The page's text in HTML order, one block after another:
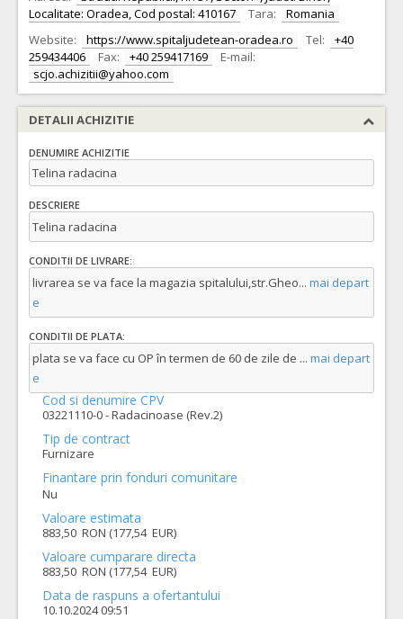
Localitate: Oradea, Cod postal: 410167
Tara:
Romania
Website:
https://www.spitaljudetean-oradea.ro Tel:
+40
259434406
Fax: +40 259417169
E-mail:
scjo.achizitii@yahoo.com
DETALII ACHIZITIE
DENUMIRE ACHIZITIE
Telina radacina
DESCRIERE
Telina radacina
CONDITII DE LIVRARE:
livrarea se va face la magazia spitalului,str.Gheo... mai depart
e
CONDITII DE PLATA:
plata se va face cu OP în termen de 60 de zile de ... mai depart
e
Cod si denumire CPV
03221110-0 - Radacinoase (Rev.2)
Tip de contract
Furnizare
Finantare prin fonduri comunitare
Nu
Valoare estimata
883,50 RON (177,54 EUR)
Valoare cumparare directa
883,50 RON (177,54 EUR)
Data de raspuns a ofertantului
10.10.2024 09:51